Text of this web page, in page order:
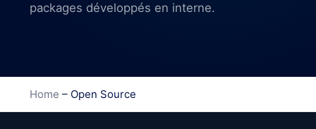
packages développés en interne.
Home – Open Source